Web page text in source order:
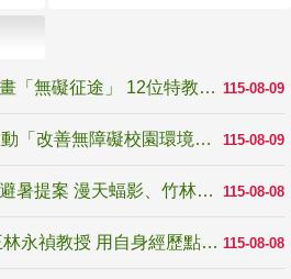
115-08-09
青年百億海外圓夢基金計畫「無礙征途」 12位特教與弱勢青年勇闖西班牙 跨越感官限制見證生命蛻變
115-08-09
國教署補助22縣市積極推動「改善無障礙校園環境計畫」 打造友善、安全、無礙學習空間
115-08-08
青年壯遊點精選夏夜限定避暑提案 漫天蝠影、竹林尋蛙、茶香夜觀 邀青年暮色出發
115-08-08
教育家人物典範 發明大王林永禎教授 用自身經歷點亮學生的路